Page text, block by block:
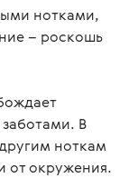
нотками,
– роскошь
В
ноткам
от окружения.